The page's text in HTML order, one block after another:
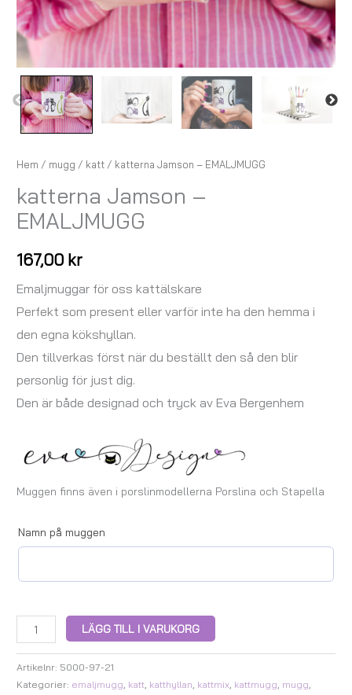
Hem / mugg / katt / katterna Jamson – EMALJMUGG
katterna Jamson –
EMALJMUGG
167,00 kr
Emaljmuggar för oss kattälskare
Perfekt som present eller varför inte ha den hemma i
den egna kökshyllan.
Den tillverkas först när du beställt den så den blir
personlig för just dig.
Den är både designad och tryck av Eva Bergenhem
Muggen finns även i porslinmodellerna Porslina och Stapella
Namn på muggen
LÄGG TILL I VARUKORG
Artikelnr: 5000-97-21
Kategorier: emaljmugg, katt, katthyllan, kattmix, kattmugg, mugg,